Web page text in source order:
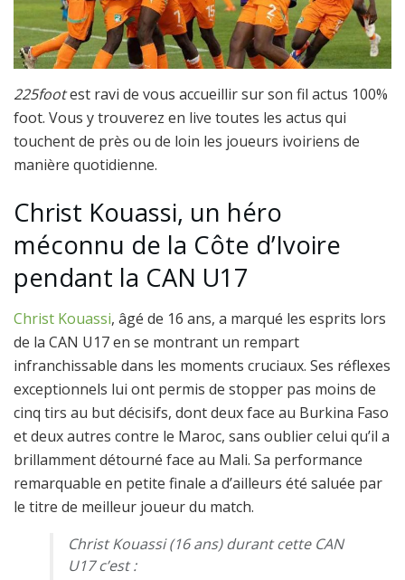
225footest ravi de vous accueillir sur son fil actus 100%
foot. Vous y trouverez en live toutes les actus qui
touchent de près ou de loin les joueurs ivoiriens de
manière quotidienne.
Christ Kouassi, un héro
méconnu de la Côte d’Ivoire
pendant la CAN U17
Christ Kouassi, âgé de 16 ans, a marqué les esprits lors
de la CAN U17 en se montrant un rempart
infranchissable dans les moments cruciaux. Ses réflexes
exceptionnels lui ont permis de stopper pas moins de
cinq tirs au but décisifs, dont deux face au Burkina Faso
et deux autres contre le Maroc, sans oublier celui qu’il a
brillamment détourné face au Mali. Sa performance
remarquable en petite finale a d’ailleurs été saluée par
le titre de meilleur joueur du match.
Christ Kouassi (16 ans) durant cette CAN
U17 c’est :